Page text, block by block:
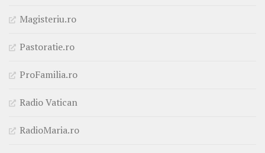
Magisteriu.ro
Pastoratie.ro
ProFamilia.ro
Radio Vatican
RadioMaria.ro